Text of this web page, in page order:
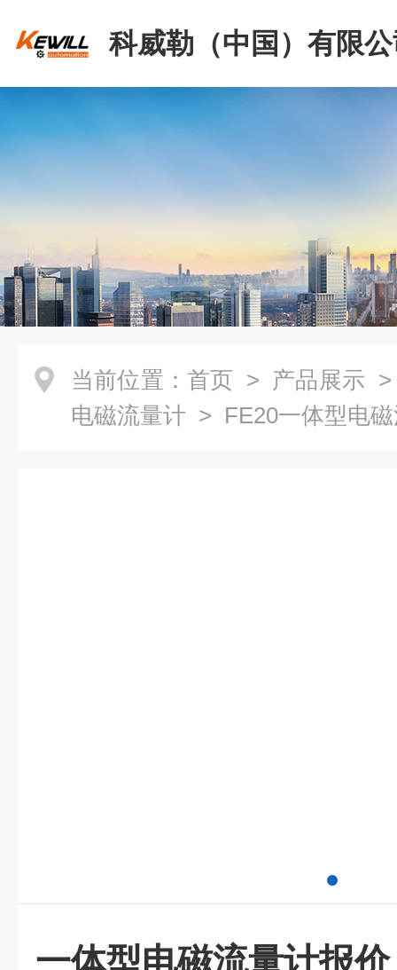
科威勒（中国）有限
当前位置： 首页 > 产品展示
电磁流量计 > FE20一体型电
一体型电磁流量计报